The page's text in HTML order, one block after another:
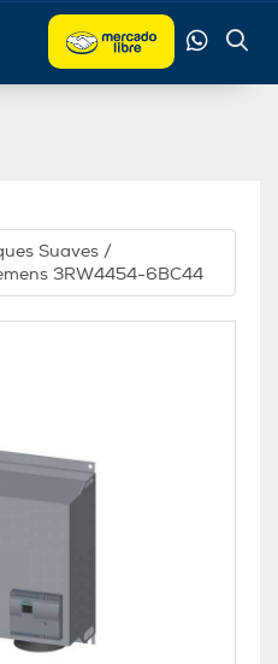
Suaves /
3RW4454-6BC44